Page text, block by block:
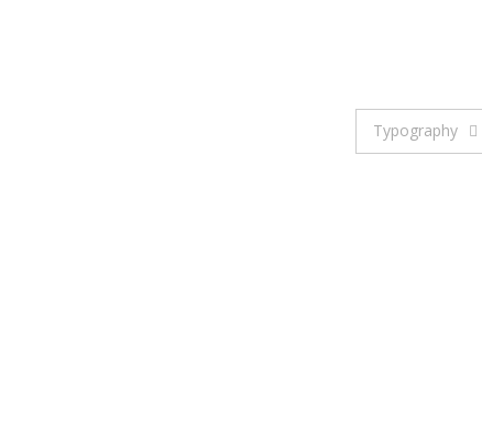
Typography